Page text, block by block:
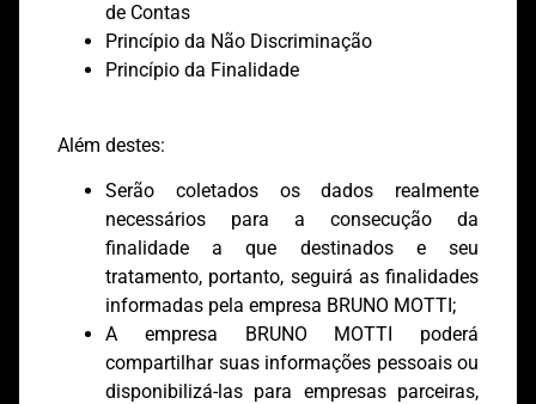
de Contas
Princípio da Não Discriminação
Princípio da Finalidade
Além destes:
Serão coletados os dados realmente
necessários para a consecução da
finalidade a que destinados e seu
tratamento, portanto, seguirá as finalidades
informadas pela empresa BRUNO MOTTI;
A empresa BRUNO MOTTI poderá
compartilhar suas informações pessoais ou
disponibilizá-las para empresas parceiras,